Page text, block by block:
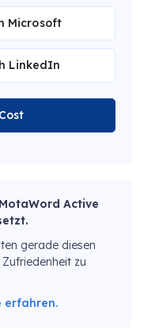
Microsoft
LinkedIn
Active
gerade diesen
zu
erfahren.